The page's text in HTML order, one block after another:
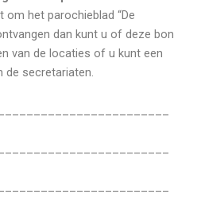
om het parochieblad “De
dan kunt u of deze bon
van de locaties of u kunt een
de secretariaten.